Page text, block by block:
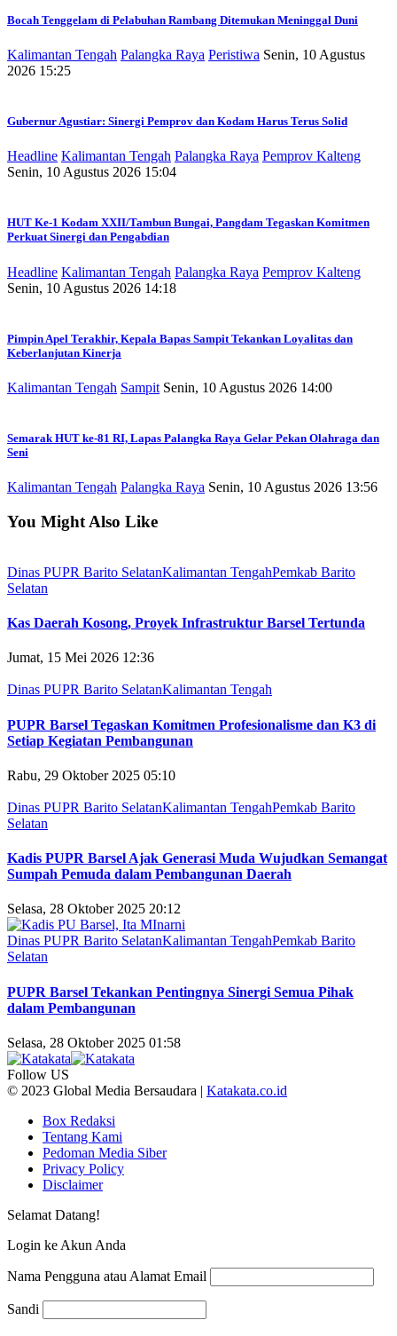
Bocah Tenggelam di Pelabuhan Rambang Ditemukan Meninggal Duni
Kalimantan Tengah Palangka Raya Peristiwa Senin, 10 Agustus
2026 15:25
Gubernur Agustiar: Sinergi Pemprov dan Kodam Harus Terus Solid
Headline Kalimantan Tengah Palangka Raya Pemprov Kalteng
Senin, 10 Agustus 2026 15:04
HUT Ke-1 Kodam XXII/Tambun Bungai, Pangdam Tegaskan Komitmen
Perkuat Sinergi dan Pengabdian
Headline Kalimantan Tengah Palangka Raya Pemprov Kalteng
Senin, 10 Agustus 2026 14:18
Pimpin Apel Terakhir, Kepala Bapas Sampit Tekankan Loyalitas dan
Keberlanjutan Kinerja
Kalimantan Tengah Sampit Senin, 10 Agustus 2026 14:00
Semarak HUT ke-81 RI, Lapas Palangka Raya Gelar Pekan Olahraga dan
Seni
Kalimantan Tengah Palangka Raya Senin, 10 Agustus 2026 13:56
You Might Also Like
Dinas PUPR Barito SelatanKalimantan TengahPemkab Barito
Selatan
Kas Daerah Kosong, Proyek Infrastruktur Barsel Tertunda
Jumat, 15 Mei 2026 12:36
Dinas PUPR Barito SelatanKalimantan Tengah
PUPR Barsel Tegaskan Komitmen Profesionalisme dan K3 di
Setiap Kegiatan Pembangunan
Rabu, 29 Oktober 2025 05:10
Dinas PUPR Barito SelatanKalimantan TengahPemkab Barito
Selatan
Kadis PUPR Barsel Ajak Generasi Muda Wujudkan Semangat
Sumpah Pemuda dalam Pembangunan Daerah
Selasa, 28 Oktober 2025 20:12
Dinas PUPR Barito SelatanKalimantan TengahPemkab Barito
Selatan
PUPR Barsel Tekankan Pentingnya Sinergi Semua Pihak
dalam Pembangunan
Selasa, 28 Oktober 2025 01:58
Follow US
© 2023 Global Media Bersaudara | Katakata.co.id
Box Redaksi
Tentang Kami
Pedoman Media Siber
Privacy Policy
Disclaimer
Selamat Datang!
Login ke Akun Anda
Nama Pengguna atau Alamat Email
Sandi